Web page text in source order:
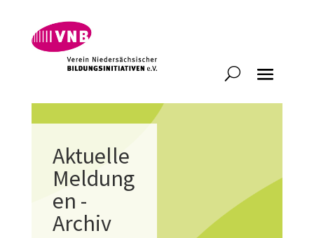
Aktuelle
Meldung
en -
Archiv